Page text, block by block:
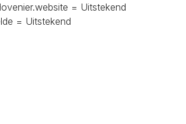
= Uitstekend
= Uitstekend